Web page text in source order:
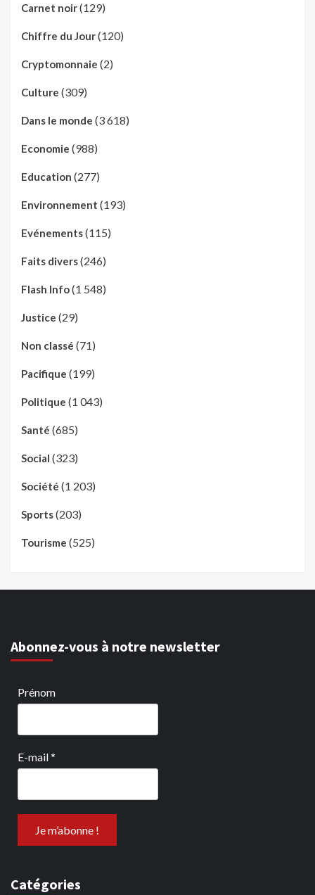
Carnet noir(129)
Chiffre du Jour(120)
Cryptomonnaie (2)
Culture (309)
Dans le monde (3 618)
Economie (988)
Education (277)
Environnement (193)
Evénements(115)
Faits divers(246)
Flash Info(1 548)
Justice (29)
Non classé (71)
Pacifique (199)
Politique (1 043)
Santé (685)
Social (323)
Société (1 203)
Sports(203)
Tourisme (525)
Abonnez-vous à notre newsletter
Prénom
E-mail*
Catégories